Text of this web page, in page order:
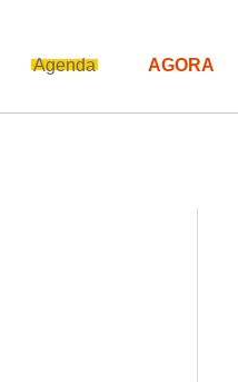
Agenda AGORA